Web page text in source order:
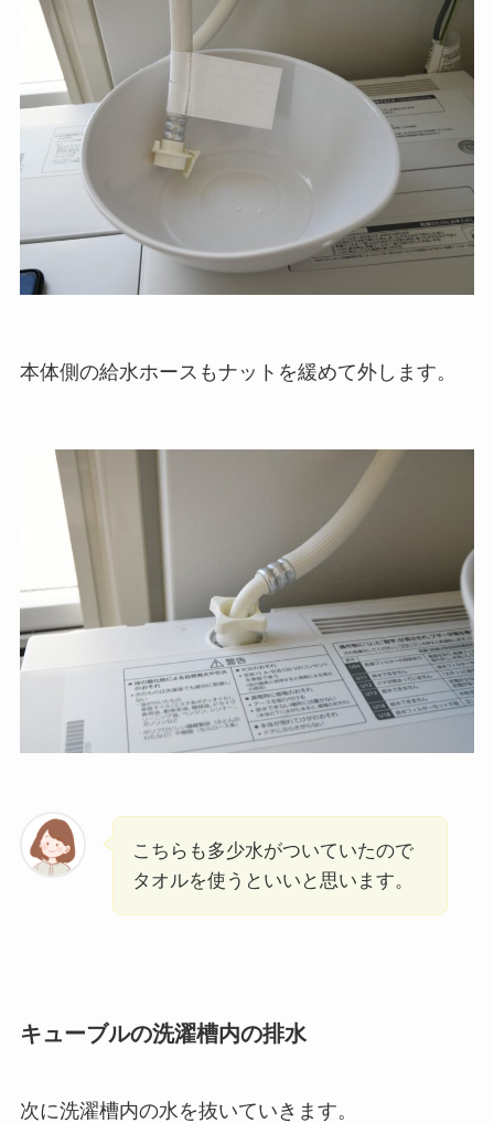
本体側の給水ホースもナットを緩めて外します。
こちらも多少水がついていたので
タオルを使うといいと思います。
キューブルの洗濯槽内の排水
次に洗濯槽内の水を抜いていきます。